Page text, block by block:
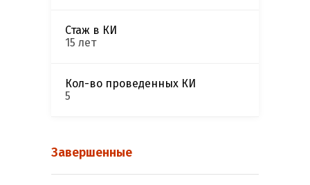
Стаж в КИ
15 лет
Кол-во проведенных КИ
5
Завершенные